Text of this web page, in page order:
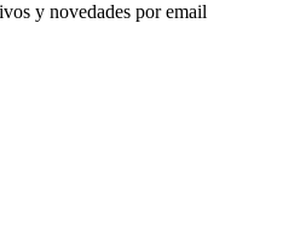
y novedades por email